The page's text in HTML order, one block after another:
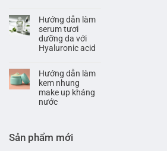
Hướng dẫn làm
serum tươi
dưỡng da với
Hyaluronic acid
Hướng dẫn làm
kem nhung
make up kháng
nước
Sản phẩm mới